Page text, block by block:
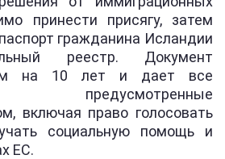
принести присягу, затем
гражданина Исландии
реестр. Документ
на 10 лет и дает все
предусмотренные
включая право голосовать
социальную помощь и
ЕС.